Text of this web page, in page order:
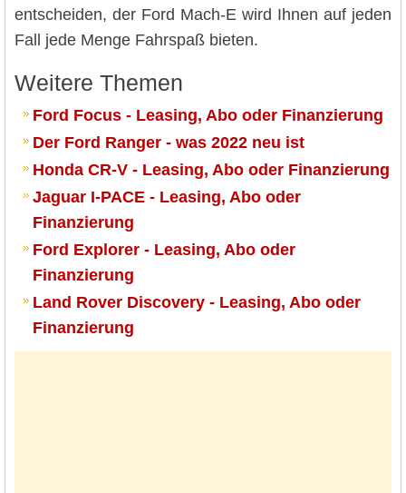
entscheiden, der Ford Mach-E wird Ihnen auf jeden
Fall jede Menge Fahrspaß bieten.
Weitere Themen
Ford Focus - Leasing, Abo oder Finanzierung
Der Ford Ranger - was 2022 neu ist
Honda CR-V - Leasing, Abo oder Finanzierung
Jaguar I-PACE - Leasing, Abo oder
Finanzierung
Ford Explorer - Leasing, Abo oder
Finanzierung
Land Rover Discovery - Leasing, Abo oder
Finanzierung